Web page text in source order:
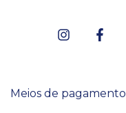
Meios de pagamento